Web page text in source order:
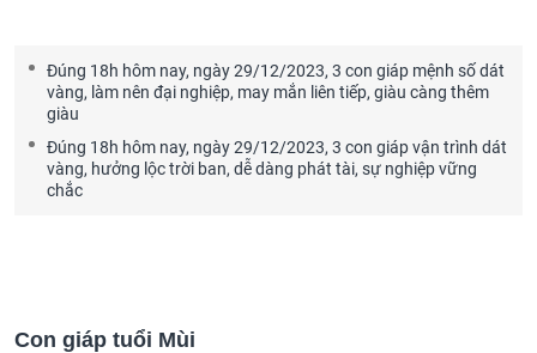
Đúng 18h hôm nay, ngày 29/12/2023, 3 con giáp mệnh số dát
vàng, làm nên đại nghiệp, may mắn liên tiếp, giàu càng thêm
giàu
Đúng 18h hôm nay, ngày 29/12/2023, 3 con giáp vận trình dát
vàng, hưởng lộc trời ban, dễ dàng phát tài, sự nghiệp vững
chắc
Con giáp tuổi Mùi